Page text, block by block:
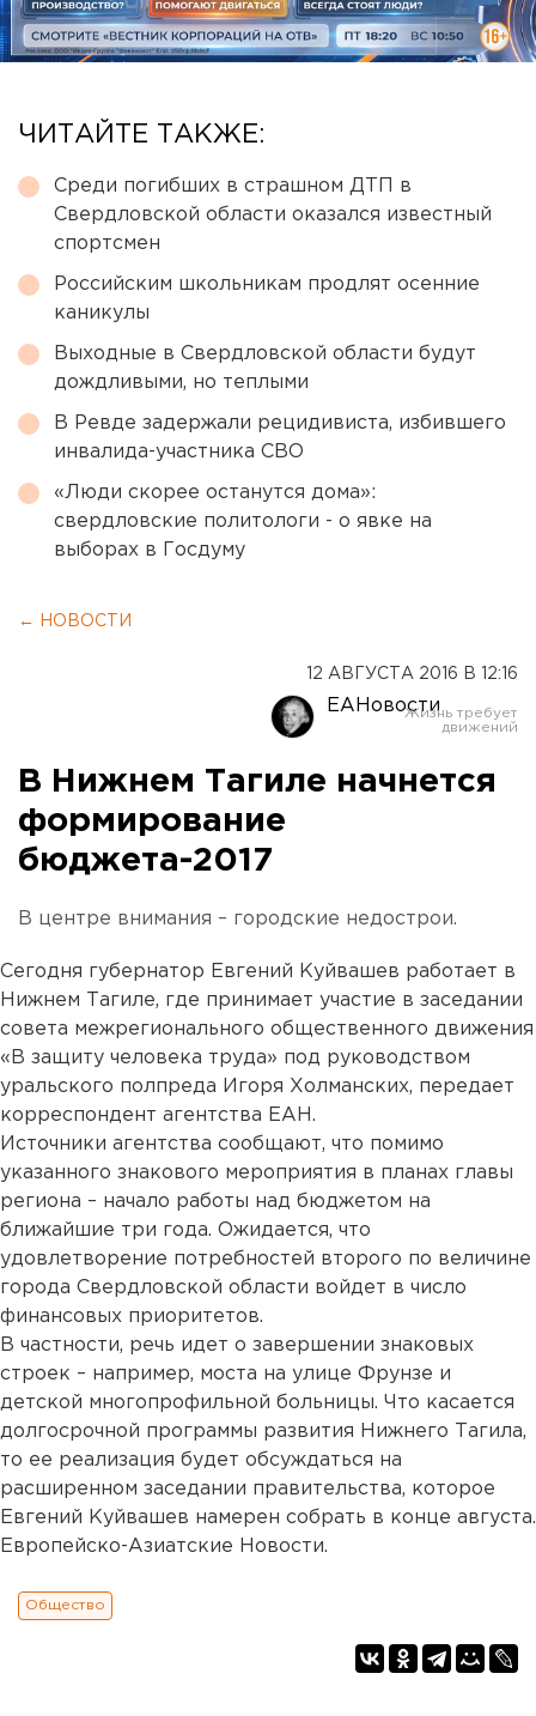
ЧИТАЙТЕ ТАКЖЕ:
Среди погибших в страшном ДТП в
Свердловской области оказался известный
спортсмен
Российским школьникам продлят осенние
каникулы
Выходные в Свердловской области будут
дождливыми, но теплыми
В Ревде задержали рецидивиста, избившего
инвалида-участника СВО
«Люди скорее останутся дома»:
свердловские политологи - о явке на
выборах в Госдуму
← НОВОСТИ
12 АВГУСТА 2016 В 12:16
ЕАНовости
В Нижнем Тагиле начнется
формирование
бюджета-2017
В центре внимания – городские недострои.
Сегодня губернатор Евгений Куйвашев работает в
Нижнем Тагиле, где принимает участие в заседании
совета межрегионального общественного движения
«В защиту человека труда» под руководством
уральского полпреда Игоря Холманских, передает
корреспондент агентства ЕАН.
Источники агентства сообщают, что помимо
указанного знакового мероприятия в планах главы
региона – начало работы над бюджетом на
ближайшие три года. Ожидается, что
удовлетворение потребностей второго по величине
города Свердловской области войдет в число
финансовых приоритетов.
В частности, речь идет о завершении знаковых
строек – например, моста на улице Фрунзе и
детской многопрофильной больницы. Что касается
долгосрочной программы развития Нижнего Тагила,
то ее реализация будет обсуждаться на
расширенном заседании правительства, которое
Евгений Куйвашев намерен собрать в конце августа.
Европейско-Азиатские Новости.
Общество